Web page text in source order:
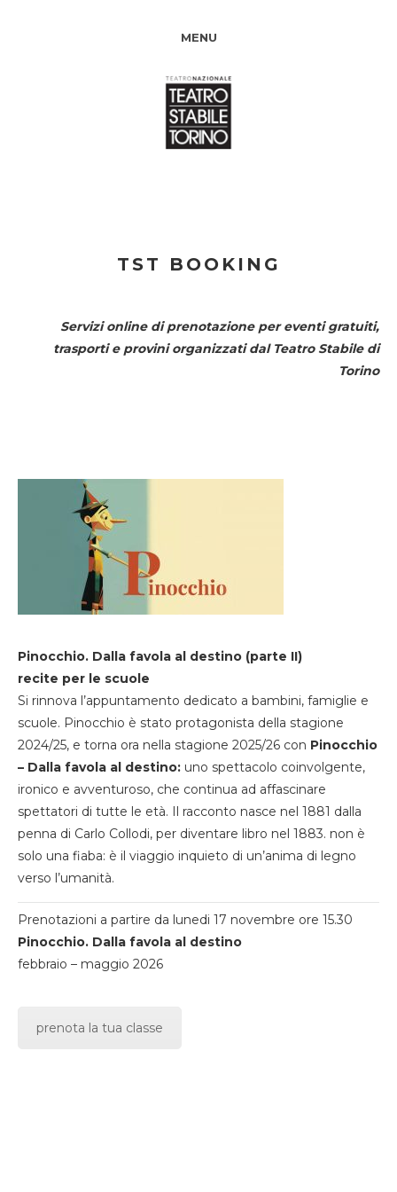
MENU
TST BOOKING
Servizi online di prenotazione per eventi gratuiti,
trasporti e provini organizzati dal Teatro Stabile di
Torino
Pinocchio. Dalla favola al destino (parte II)
recite per le scuole
Si rinnova l’appuntamento dedicato a bambini, famiglie e
scuole. Pinocchio è stato protagonista della stagione
2024/25, e torna ora nella stagione 2025/26 con Pinocchio
– Dalla favola al destino: uno spettacolo coinvolgente,
ironico e avventuroso, che continua ad affascinare
spettatori di tutte le età. Il racconto nasce nel 1881 dalla
penna di Carlo Collodi, per diventare libro nel 1883. non è
solo una fiaba: è il viaggio inquieto di un’anima di legno
verso l’umanità.
Prenotazioni a partire da lunedi 17 novembre ore 15.30
Pinocchio. Dalla favola al destino
febbraio – maggio 2026
prenota la tua classe